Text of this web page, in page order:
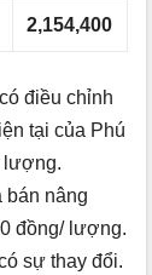
2,154,400
điều chỉnh
tại của Phú
lượng.
bán nâng
đồng/ lượng.
sự thay đổi.